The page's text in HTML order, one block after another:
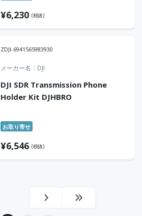
¥6,230 (税抜)
ZDJI-6941565983930
メーカー名 DJI
DJI SDR Transmission Phone
Holder Kit DJHBRO
お取り寄せ
¥6,546 (税抜)